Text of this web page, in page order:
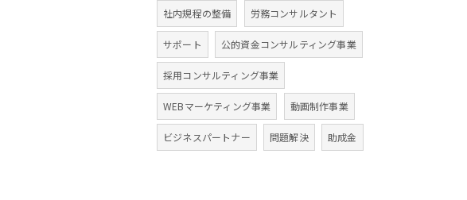
社内規程の整備 労務コンサルタント
サポート 公的資金コンサルティング事業
採用コンサルティング事業
WEBマーケティング事業 動画制作事業
ビジネスパートナー 問題解決 助成金